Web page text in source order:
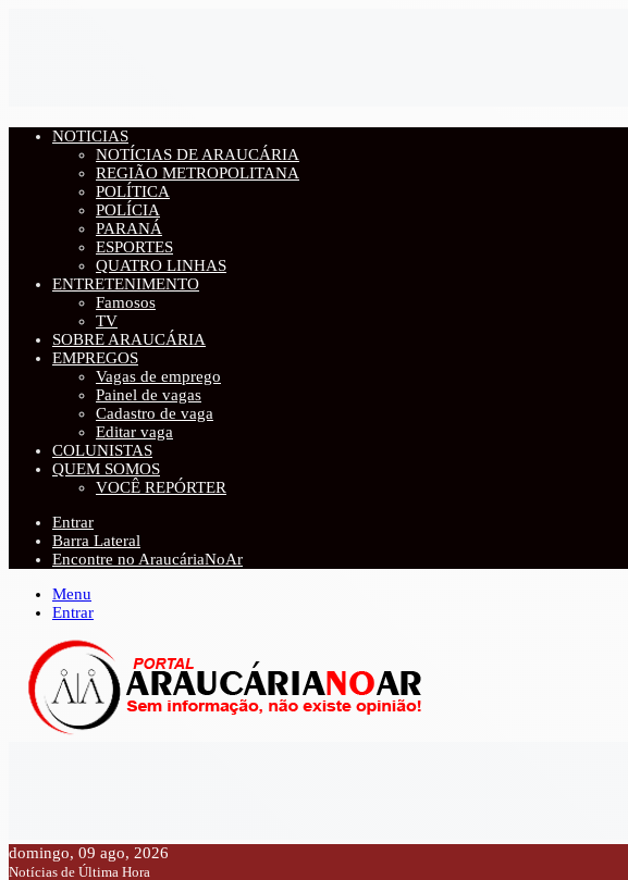
NOTICIAS
NOTÍCIAS DE ARAUCÁRIA
REGIÃO METROPOLITANA
POLÍTICA
POLÍCIA
PARANÁ
ESPORTES
QUATRO LINHAS
ENTRETENIMENTO
Famosos
TV
SOBRE ARAUCÁRIA
EMPREGOS
Vagas de emprego
Painel de vagas
Cadastro de vaga
Editar vaga
COLUNISTAS
QUEM SOMOS
VOCÊ REPÓRTER
Entrar
Barra Lateral
Encontre no AraucáriaNoAr
Menu
Entrar
domingo, 09 ago, 2026
Notícias de Última Hora